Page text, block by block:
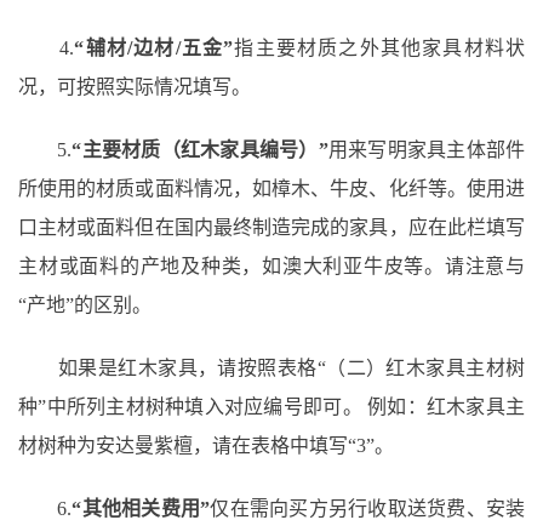
4.“辅材/边材/五金”指主要材质之外其他家具材料状
况，可按照实际情况填写。
5.“主要材质（红木家具编号）”用来写明家具主体部件
所使用的材质或面料情况，如樟木、牛皮、化纤等。使用进
口主材或面料但在国内最终制造完成的家具，应在此栏填写
主材或面料的产地及种类，如澳大利亚牛皮等。请注意与
“产地”的区别。
如果是红木家具，请按照表格“（二）红木家具主材树
种”中所列主材树种填入对应编号即可。 例如：红木家具主
材树种为安达曼紫檀，请在表格中填写“3”。
6.“其他相关费用”仅在需向买方另行收取送货费、安装